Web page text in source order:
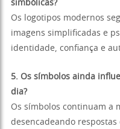
simbólicas?
Os logotipos modernos
imagens simplificadas e
identidade, confiança e
5. Os símbolos ainda
dia?
Os símbolos continuam a
desencadeando